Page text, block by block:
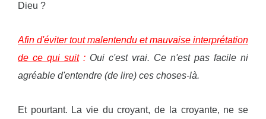
Dieu ?
Afin d'éviter tout malentendu et mauvaise interprétation
de ce qui suit: Oui c'est vrai. Ce n'est pas facile ni
agréable d'entendre (de lire) ces choses-là.
Et pourtant. La vie du croyant, de la croyante, ne se